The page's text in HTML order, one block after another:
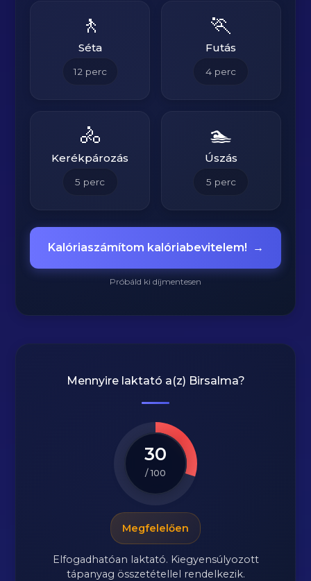
🚶
Séta
12 perc
🏃
Futás
4 perc
🚴
Kerékpározás
5 perc
🏊
Úszás
5 perc
Kalóriaszámítom kalóriabevitelem! →
Próbáld ki díjmentesen
Mennyire laktató a(z) Birsalma?
30
/ 100
Megfelelően
Elfogadhatóan laktató. Kiegyensúlyozott
tápanyag összetétellel rendelkezik.